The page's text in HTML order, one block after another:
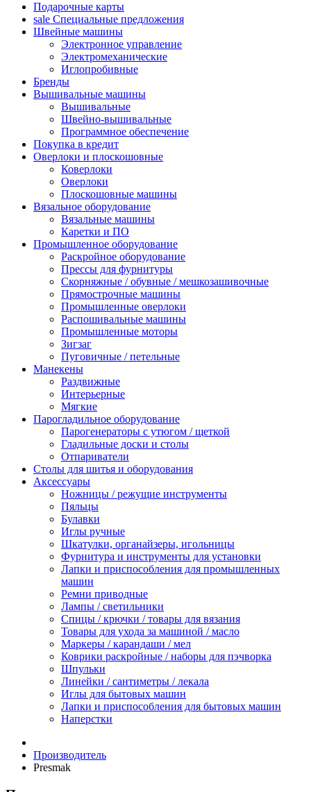
Подарочные карты
sale Специальные предложения
Швейные машины
Электронное управление
Электромеханические
Иглопробивные
Бренды
Вышивальные машины
Вышивальные
Швейно-вышивальные
Программное обеспечение
Покупка в кредит
Оверлоки и плоскошовные
Коверлоки
Оверлоки
Плоскошовные машины
Вязальное оборудование
Вязальные машины
Каретки и ПО
Промышленное оборудование
Раскройное оборудование
Прессы для фурнитуры
Скорняжные / обувные / мешкозашивочные
Прямострочные машины
Промышленные оверлоки
Распошивальные машины
Промышленные моторы
Зигзаг
Пуговичные / петельные
Манекены
Раздвижные
Интерьерные
Мягкие
Парогладильное оборудование
Парогенераторы с утюгом / щеткой
Гладильные доски и столы
Отпариватели
Столы для шитья и оборудования
Аксессуары
Ножницы / режущие инструменты
Пяльцы
Булавки
Иглы ручные
Шкатулки, органайзеры, игольницы
Фурнитура и инструменты для установки
Лапки и приспособления для промышленных
машин
Ремни приводные
Лампы / светильники
Спицы / крючки / товары для вязания
Товары для ухода за машиной / масло
Маркеры / карандаши / мел
Коврики раскройные / наборы для пэчворка
Шпульки
Линейки / сантиметры / лекала
Иглы для бытовых машин
Лапки и приспособления для бытовых машин
Наперстки
Производитель
Presmak